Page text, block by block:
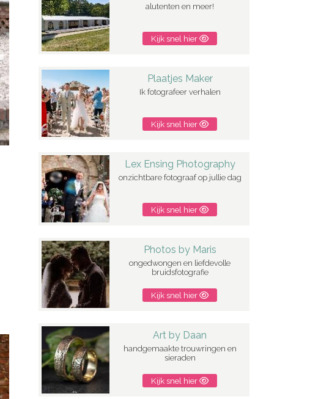
alutenten en meer!
Kijk snel hier
Plaatjes Maker
Ik fotografeer verhalen
Kijk snel hier
Lex Ensing Photography
onzichtbare fotograaf op jullie dag
Kijk snel hier
Photos by Maris
ongedwongen en liefdevolle
bruidsfotografie
Kijk snel hier
Art by Daan
handgemaakte trouwringen en
sieraden
Kijk snel hier